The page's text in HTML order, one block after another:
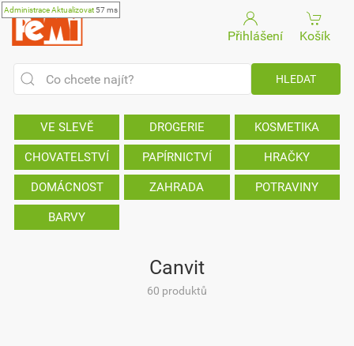
AdministraceAktualizovat 57 ms
Přihlášení Košík
VE SLEVĚ DROGERIE KOSMETIKA
CHOVATELSTVÍ PAPÍRNICTVÍ HRAČKY
DOMÁCNOST ZAHRADA POTRAVINY
BARVY
Canvit
60 produktů